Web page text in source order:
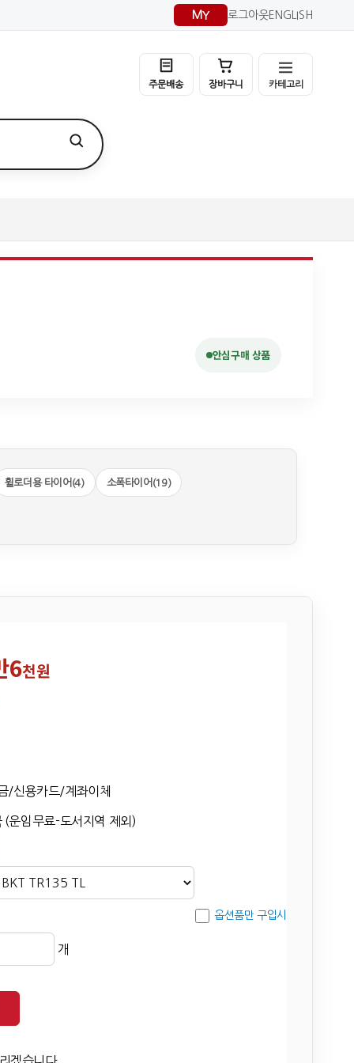
MY 로그아웃ENGLISH
주문배송 장바구니 카테고리
안심구매 상품
휠로더용 타이어(4) 소폭타이어(19)
6천원
/신용카드/계좌이체
(운임무료-도서지역 제외)
옵션품만 구입시
개